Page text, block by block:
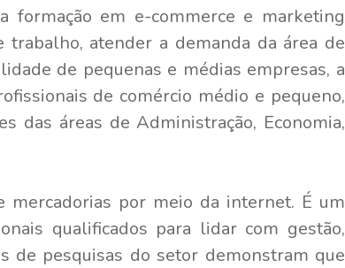
formação em e-commerce e marketing
atender a demanda da área de
de pequenas e médias empresas, a
de comércio médio e pequeno,
das áreas de Administração, Economia,
mercadorias por meio da internet. É um
qualificados para lidar com gestão,
de pesquisas do setor demonstram que